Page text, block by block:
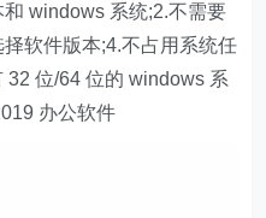
windows 系统;2.不需要
软件版本;4.不占用系统任
位/64 位的 windows 系
办公软件